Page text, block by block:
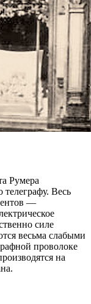
Румера
телеграфу. Весь
—
силе
весьма слабыми
проволоке
на